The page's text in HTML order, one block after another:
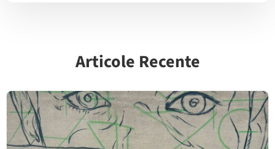
Articole Recente